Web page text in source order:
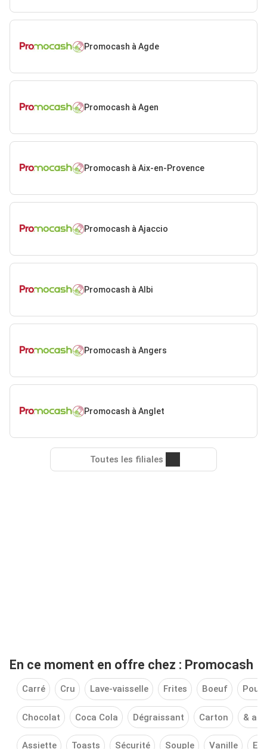
Promocash à Agde
Promocash à Agen
Promocash à Aix-en-Provence
Promocash à Ajaccio
Promocash à Albi
Promocash à Angers
Promocash à Anglet
Toutes les filiales
En ce moment en offre chez : Promocash
Carré Cru Lave-vaisselle Frites Boeuf
Chocolat Coca Cola Dégraissant Carton &
Assiette Toasts Sécurité Souple Vanille